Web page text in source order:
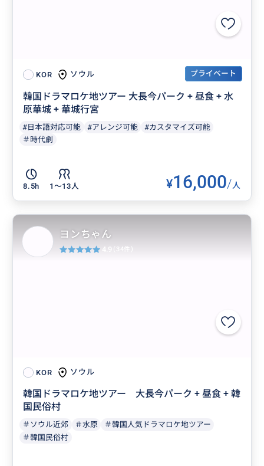
KOR ソウル プライベート
韓国ドラマロケ地ツアー 大長今パーク + 昼食 + 水
原華城 + 華城行宮
#日本語対応可能 #アレンジ可能
#カスタマイズ可能
＃時代劇
8.5h 1〜13人 ¥16,000/人
KOR ソウル
韓国ドラマロケ地ツアー 大長今パーク + 昼食 + 韓
国民俗村
＃ソウル近郊 ＃水原
＃韓国人気ドラマロケ地ツアー
＃韓国民俗村
ヨンちゃん
4.9 (34件)